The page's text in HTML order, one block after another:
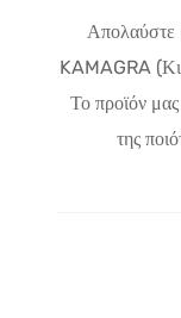
Απολαύστε
KAMAGRA
Το προϊόν
της